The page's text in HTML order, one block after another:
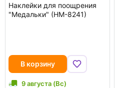
Наклейки для поощрения
"Медальки" (НМ-8241)
В корзину
9 августа (Вс)